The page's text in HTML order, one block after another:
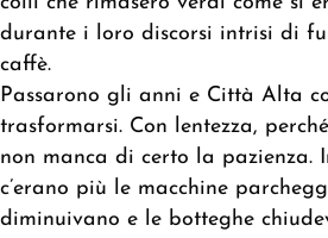
durante i loro discorsi intrisi di
caffè.
Passarono gli anni e Città Alta
trasformarsi. Con lentezza,
non manca di certo la pazienza.
c’erano più le macchine
diminuivano e le botteghe